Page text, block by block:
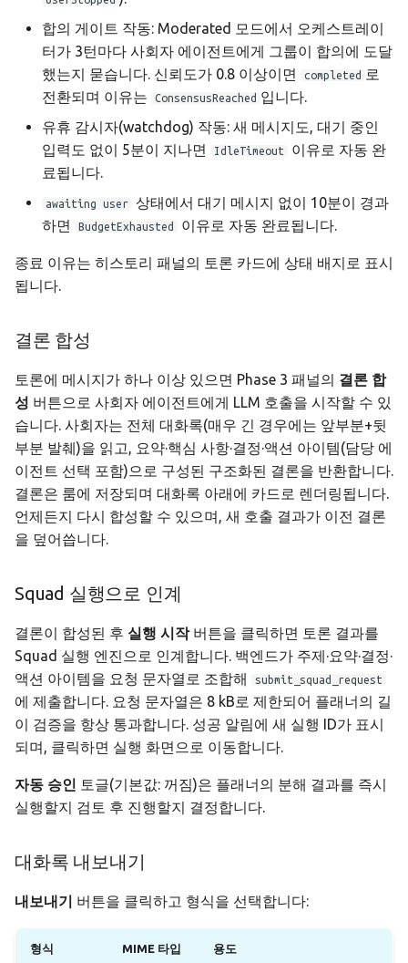
합의 게이트 작동: Moderated 모드에서 오케스트레이
터가 3턴마다 사회자 에이전트에게 그룹이 합의에 도달
했는지 묻습니다. 신뢰도가 0.8 이상이면
completed
로
전환되며 이유는
ConsensusReached 입니다.
유휴 감시자(watchdog) 작동: 새 메시지도, 대기 중인
입력도 없이 5분이 지나면
IdleTimeout
이유로 자동 완
료됩니다.
awaiting user
상태에서 대기 메시지 없이 10분이 경과
하면
BudgetExhausted 이유로 자동 완료됩니다.
종료 이유는 히스토리 패널의 토론 카드에 상태 배지로 표시
됩니다.
결론 합성
토론에 메시지가 하나 이상 있으면 Phase 3 패널의 결론 합
성 버튼으로 사회자 에이전트에게 LLM 호출을 시작할 수 있
습니다. 사회자는 전체 대화록(매우 긴 경우에는 앞부분+뒷
부분 발췌)을 읽고, 요약·핵심 사항·결정·액션 아이템(담당 에
이전트 선택 포함)으로 구성된 구조화된 결론을 반환합니다.
결론은 룸에 저장되며 대화록 아래에 카드로 렌더링됩니다.
언제든지 다시 합성할 수 있으며, 새 호출 결과가 이전 결론
을 덮어씁니다.
Squad 실행으로 인계
결론이 합성된 후 실행 시작버튼을 클릭하면 토론 결과를
Squad 실행 엔진으로 인계합니다. 백엔드가 주제·요약·결정·
액션 아이템을 요청 문자열로 조합해
submit_squad_request
에 제출합니다. 요청 문자열은 8 kB로 제한되어 플래너의 길
이 검증을 항상 통과합니다. 성공 알림에 새 실행 ID가 표시
되며, 클릭하면 실행 화면으로 이동합니다.
자동 승인 토글(기본값: 꺼짐)은 플래너의 분해 결과를 즉시
실행할지 검토 후 진행할지 결정합니다.
대화록 내보내기
내보내기 버튼을 클릭하고 형식을 선택합니다:
형식 MIME 타입 용도